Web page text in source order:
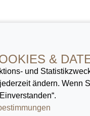
&
und
ändern. Wenn